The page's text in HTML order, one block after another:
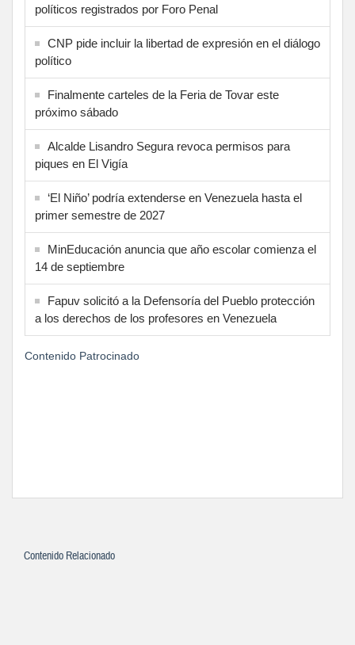
políticos registrados por Foro Penal
CNP pide incluir la libertad de expresión en el diálogo
político
Finalmente carteles de la Feria de Tovar este
próximo sábado
Alcalde Lisandro Segura revoca permisos para
piques en El Vigía
‘El Niño’ podría extenderse en Venezuela hasta el
primer semestre de 2027
MinEducación anuncia que año escolar comienza el
14 de septiembre
Fapuv solicitó a la Defensoría del Pueblo protección
a los derechos de los profesores en Venezuela
Contenido Patrocinado
Contenido Relacionado